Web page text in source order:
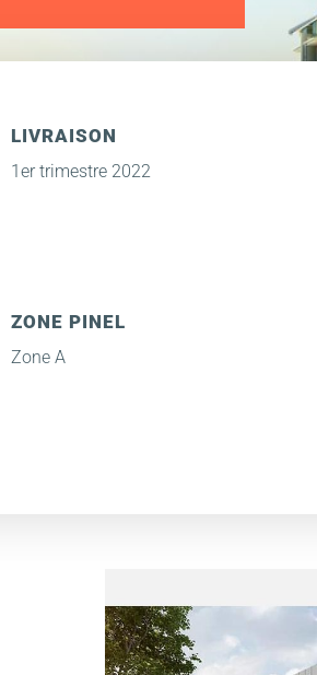
LIVRAISON
1er trimestre 2022
ZONE PINEL
Zone A